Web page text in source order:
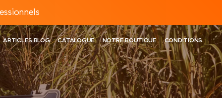
ARTICLES BLOG CATALOGUE NOTRE BOUTIQUE CONDITIONS